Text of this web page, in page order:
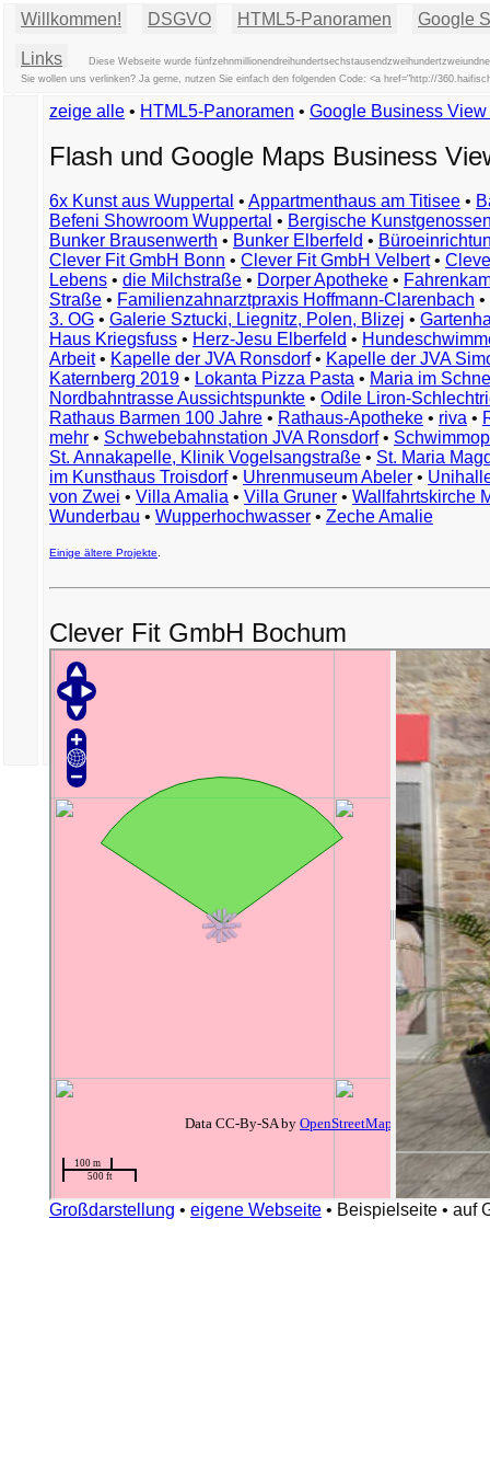
Willkommen! DSGVO HTML5-Panoramen Google
Links
Diese Webseite wurde
Sie wollen uns verlinken? Ja gerne, nutzen Sie einfach den folgenden Code: <a href="http://
zeige alle • HTML5-Panoramen • Google Business
Flash und Google Maps Business
6x Kunst aus Wuppertal • Appartmenthaus am Titisee •
Befeni Showroom Wuppertal • Bergische
Bunker Brausenwerth • Bunker Elberfeld •
Clever Fit GmbH Bonn • Clever Fit GmbH Velbert•
Lebens • die Milchstraße • Dorper Apotheke •
Straße • Familienzahnarztpraxis Hoffmann-Clarenbach •
3. OG • Galerie Sztucki, Liegnitz, Polen, Blizej •
Haus Kriegsfuss • Herz-Jesu Elberfeld •
Arbeit• Kapelle der JVA Ronsdorf• Kapelle der JVA
Katernberg 2019 • Lokanta Pizza Pasta • Maria im
Nordbahntrasse Aussichtspunkte • Odile Liron-
Rathaus Barmen 100 Jahre • Rathaus-Apotheke • riva •
mehr • Schwebebahnstation JVA Ronsdorf•
St. Annakapelle, Klinik Vogelsangstraße • St. Maria
im Kunsthaus Troisdorf• Uhrenmuseum Abeler •
von Zwei • Villa Amalia • Villa Gruner • Wallfahrtskirche
Wunderbau • Wupperhochwasser • Zeche Amalie
Einige ältere Projekte
Clever Fit GmbH Bochum
Großdarstellung • eigene Webseite • Beispielseite • auf